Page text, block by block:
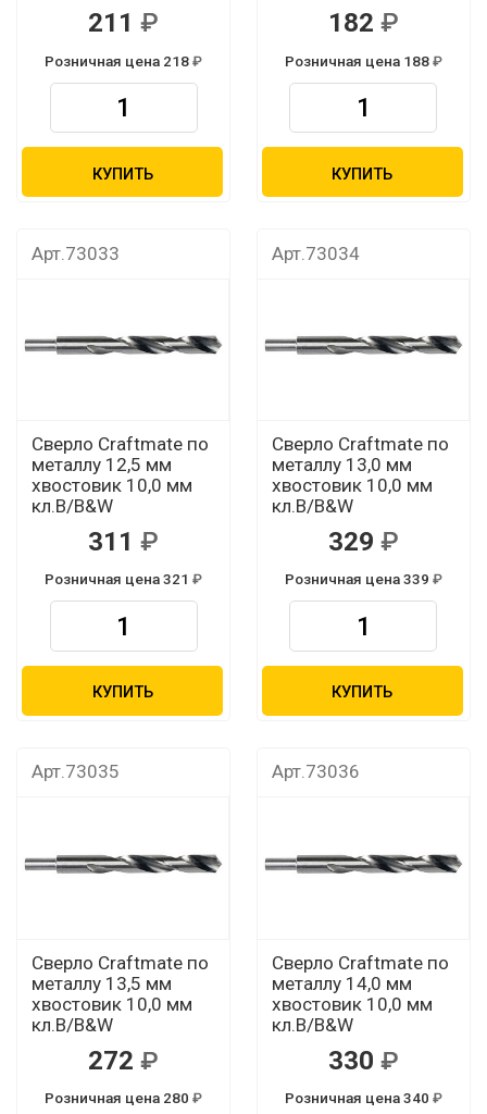
211
Розничная цена 218
КУПИТЬ
182
Розничная цена 188
КУПИТЬ
Арт.73033
Сверло Craftmate по
металлу 12,5 мм
хвостовик 10,0 мм
кл.В/B&W
311
Розничная цена 321
КУПИТЬ
Арт.73034
Сверло Craftmate по
металлу 13,0 мм
хвостовик 10,0 мм
кл.В/B&W
329
Розничная цена 339
КУПИТЬ
Арт.73035
Сверло Craftmate по
металлу 13,5 мм
хвостовик 10,0 мм
кл.В/B&W
272
Розничная цена 280
Арт.73036
Сверло Craftmate по
металлу 14,0 мм
хвостовик 10,0 мм
кл.В/B&W
330
Розничная цена 340